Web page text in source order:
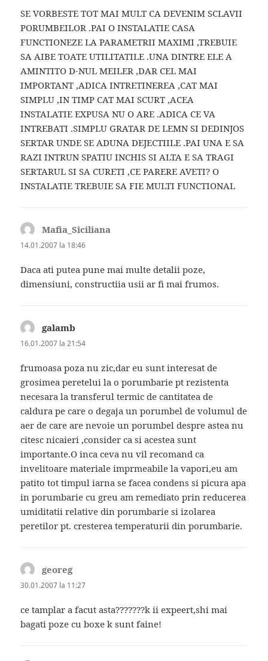
SE VORBESTE TOT MAI MULT CA DEVENIM SCLAVII
PORUMBEILOR .PAI O INSTALATIE CASA
FUNCTIONEZE LA PARAMETRII MAXIMI ,TREBUIE
SA AIBE TOATE UTILITATILE .UNA DINTRE ELE A
AMINTITO D-NUL MEILER ,DAR CEL MAI
IMPORTANT ,ADICA INTRETINEREA ,CAT MAI
SIMPLU ,IN TIMP CAT MAI SCURT ,ACEA
INSTALATIE EXPUSA NU O ARE .ADICA CE VA
INTREBATI .SIMPLU GRATAR DE LEMN SI DEDINJOS
SERTAR UNDE SE ADUNA DEJECTIILE .PAI UNA E SA
RAZI INTRUN SPATIU INCHIS SI ALTA E SA TRAGI
SERTARUL SI SA CURETI ,CE PARERE AVETI? O
INSTALATIE TREBUIE SA FIE MULTI FUNCTIONAL
Mafia_Siciliana
14.01.2007 la 18:46
Daca ati putea pune mai multe detalii poze,
dimensiuni, constructiia usii ar fi mai frumos.
galamb
16.01.2007 la 21:54
frumoasa poza nu zic,dar eu sunt interesat de
grosimea peretelui la o porumbarie pt rezistenta
necesara la transferul termic de cantitatea de
caldura pe care o degaja un porumbel de volumul de
aer de care are nevoie un porumbel despre astea nu
citesc nicaieri ,consider ca si acestea sunt
importante.O inca ceva nu vil recomand ca
invelitoare materiale imprmeabile la vapori,eu am
patito tot timpul iarna se facea condens si picura apa
in porumbarie cu greu am remediato prin reducerea
umiditatii relative din porumbarie si izolarea
peretilor pt. cresterea temperaturii din porumbarie.
georegspune:
30.01.2007 la 11:27
ce tamplar a facut asta???????k ii expeert,shi mai
bagati poze cu boxe k sunt faine!